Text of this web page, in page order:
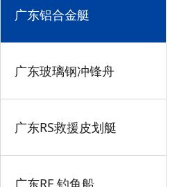
广东铝合金艇
广东玻璃钢冲锋舟
广东RS救援皮划艇
广东RF 钓鱼船